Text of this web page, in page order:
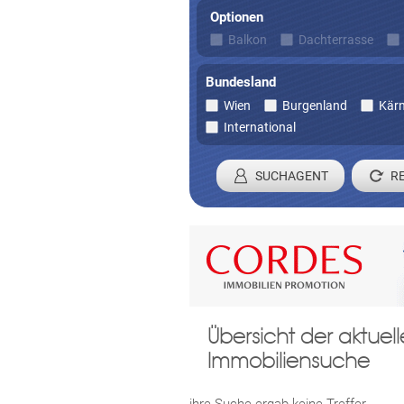
Optionen
Balkon Dachterrasse
Bundesland
Wien Burgenland
International
SUCHAGENT
Registrieren
Damit wir ihre Anfrage
Übersicht der
Immobiliensuche